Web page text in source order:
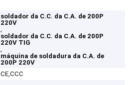
soldador da C.C. da C.A. de 200P
220V
,
soldador da C.C. da C.A. de 200P
220V TIG
,
máquina de soldadura da C.A. de
200P 220V
CE,CCC